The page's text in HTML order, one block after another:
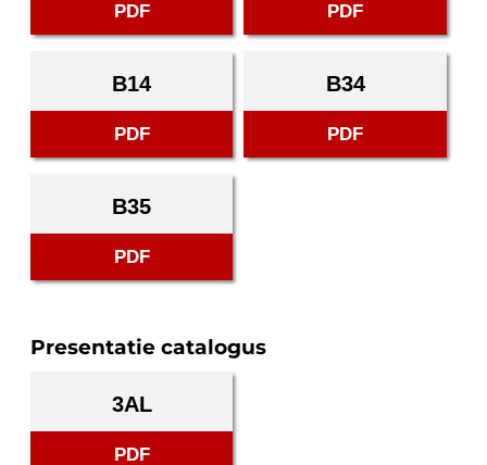
PDF PDF
B14
PDF
B34
PDF
B35
PDF
Presentatie catalogus
3AL
PDF